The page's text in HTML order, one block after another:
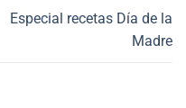
Especial recetas Día de la
Madre